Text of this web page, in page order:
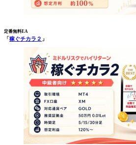
定番無料EA
「稼ぐチカラ２ 」